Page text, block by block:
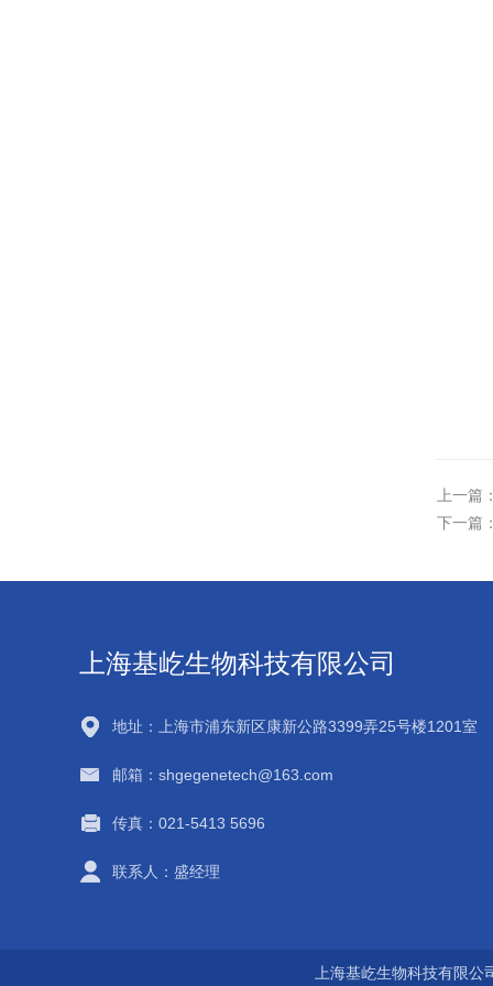
上一篇
下一篇
上海基屹生物科技有限公司
地址：上海市浦东新区康新公路3399弄25号楼1201室
邮箱：shgegenetech@163.com
传真：021-5413 5696
联系人：盛经理
上海基屹生物科技有限